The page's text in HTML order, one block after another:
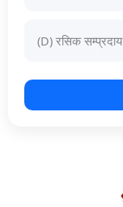
(D) रसिक सम्प्रदाय